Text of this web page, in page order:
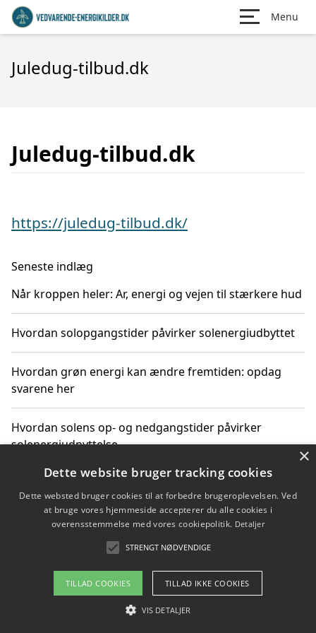
Menu
Juledug-tilbud.dk
Juledug-tilbud.dk
https://juledug-tilbud.dk/
Seneste indlæg
Når kroppen heler: Ar, energi og vejen til stærkere hud
Hvordan solopgangstider påvirker solenergiudbyttet
Hvordan grøn energi kan ændre fremtiden: opdag
svarene her
Hvordan solens op- og nedgangstider påvirker
solenergiudnyttelse
Hvordan du får svar på energispørgsmål om
vedvarende energikilder
Om / kontakt
Blog Betingelser
×
Dette website bruger tracking cookies
Dette websted bruger cookies til at forbedre brugeroplevelsen. Ved
at bruge vores hjemmeside accepterer du alle cookies i
overensstemmelse med vores cookiepolitik. Detaljer
STRENGT NØDVENDIGE
TILLAD COOKIES TILLAD IKKE COOKIES
VIS DETALJER